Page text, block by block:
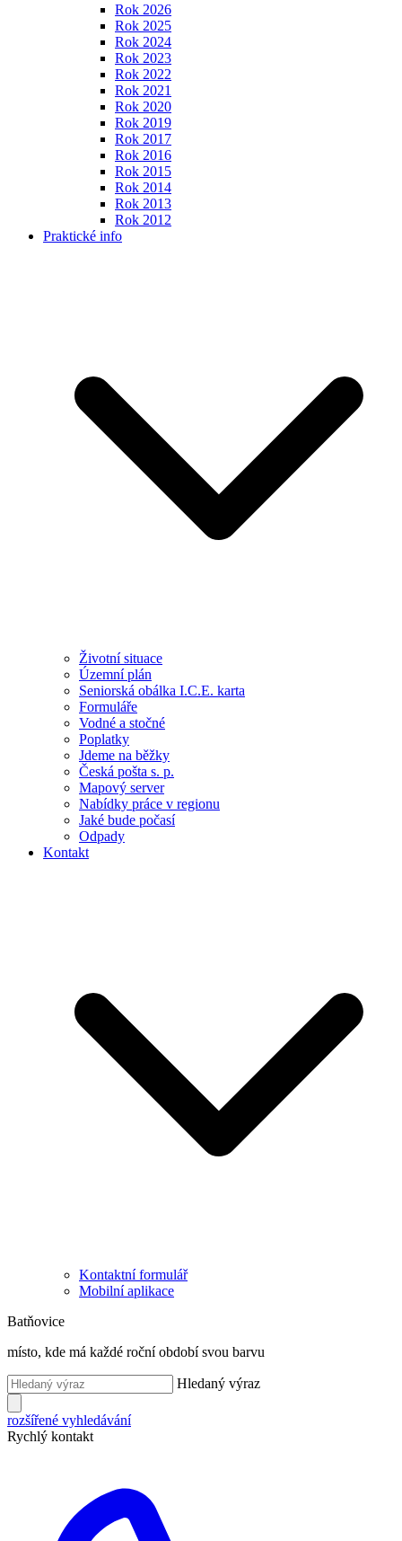
Rok 2026
Rok 2025
Rok 2024
Rok 2023
Rok 2022
Rok 2021
Rok 2020
Rok 2019
Rok 2017
Rok 2016
Rok 2015
Rok 2014
Rok 2013
Rok 2012
Praktické info
Životní situace
Územní plán
Seniorská obálka I.C.E. karta
Formuláře
Vodné a stočné
Poplatky
Jdeme na běžky
Česká pošta s. p.
Mapový server
Nabídky práce v regionu
Jaké bude počasí
Odpady
Kontakt
Kontaktní formulář
Mobilní aplikace
Batňovice
místo, kde má každé roční období svou barvu
Hledaný výraz
rozšířené vyhledávání
Rychlý kontakt